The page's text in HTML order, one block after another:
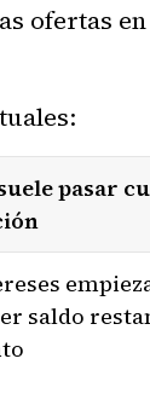
ofertas
pasar
saldo